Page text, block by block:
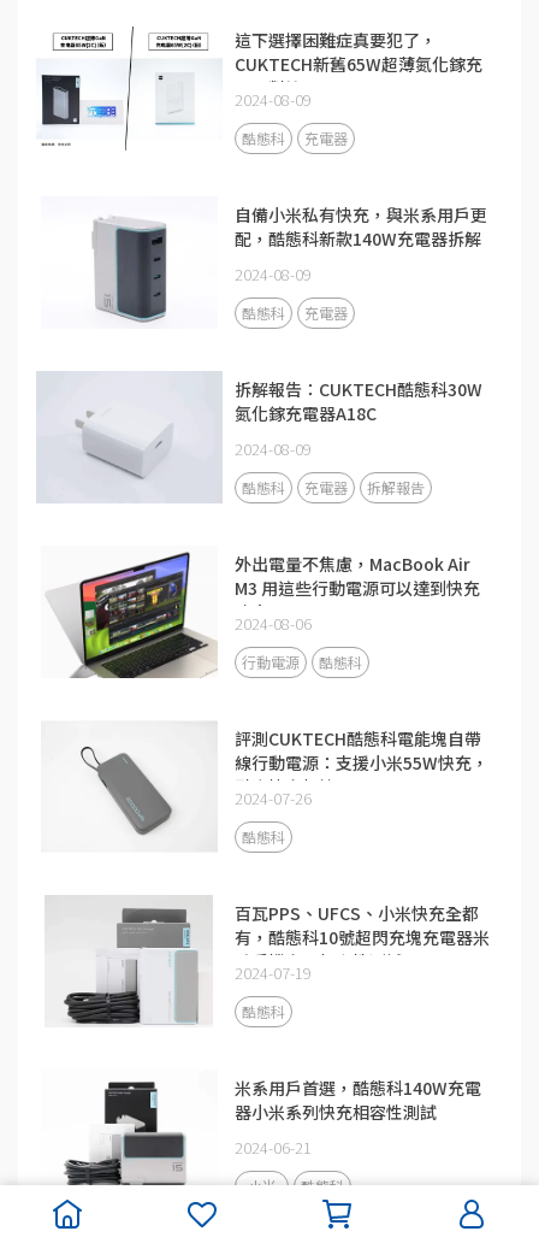
這下選擇困難症真要犯了，
CUKTECH新舊65W超薄氮化鎵充
電器對比
2024-08-09
酷態科 充電器
自備小米私有快充，與米系用戶更
配，酷態科新款140W充電器拆解
2024-08-09
酷態科 充電器
拆解報告：CUKTECH酷態科30W
氮化鎵充電器A18C
2024-08-09
酷態科 充電器 拆解報告
外出電量不焦慮，MacBook Air
M3 用這些行動電源可以達到快充
功率
2024-08-06
行動電源 酷態科
評測CUKTECH酷態科電能塊自帶
線行動電源：支援小米55W快充，
融合快充加持
2024-07-26
酷態科
百瓦PPS、UFCS、小米快充全都
有，酷態科10號超閃充塊充電器米
系手機充電相容性測試
2024-07-19
酷態科
米系用戶首選，酷態科140W充電
器小米系列快充相容性測試
2024-06-21
小米 酷態科